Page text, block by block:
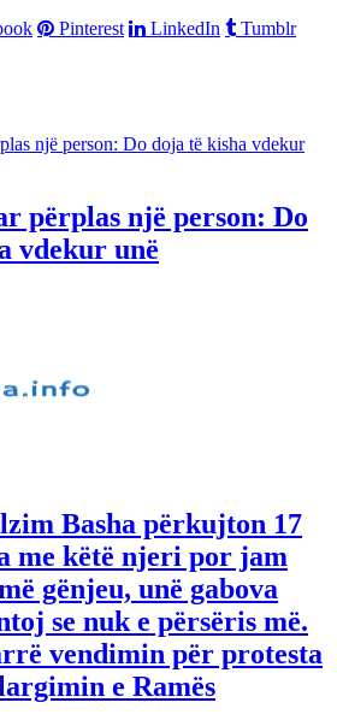
Pinterest LinkedIn
Tumblr
përplas një person: Do
vdekur unë
Basha përkujton 17
me këtë njeri por jam
gënjeu, unë gabova
se nuk e përsëris më.
vendimin për protesta
e Ramës